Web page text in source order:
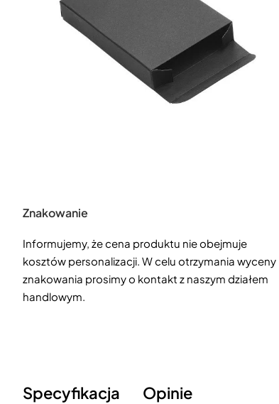
Znakowanie
Informujemy, że cena produktu nie obejmuje
kosztów personalizacji. W celu otrzymania wyceny
znakowania prosimy o kontakt z naszym działem
handlowym.
Specyfikacja Opinie